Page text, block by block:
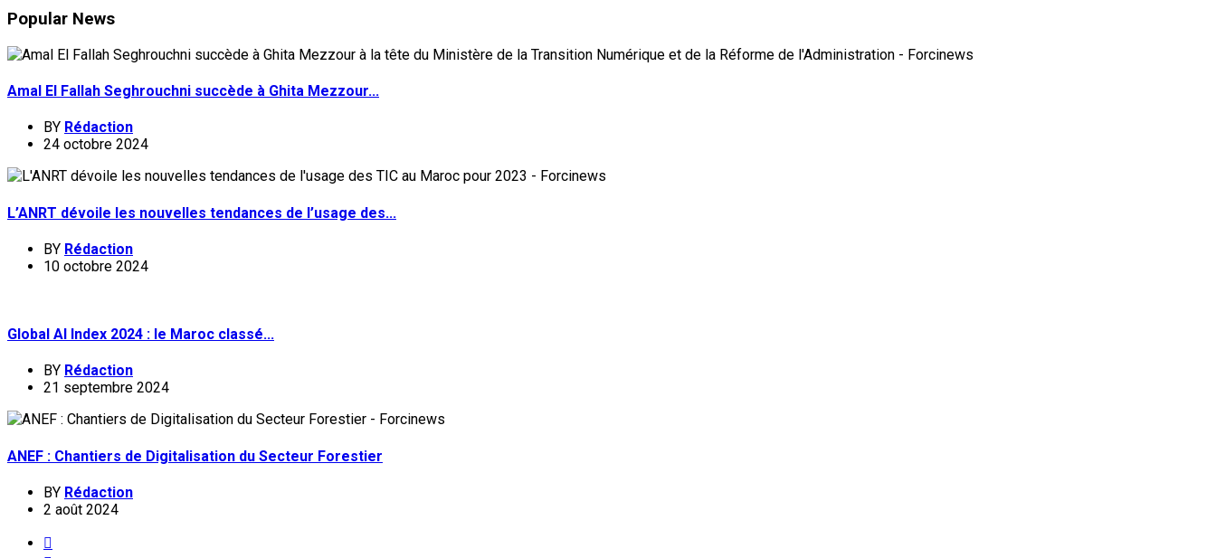
Popular News
Amal El Fallah Seghrouchni succède à Ghita Mezzour...
BY Rédaction
24 octobre 2024
L’ANRT dévoile les nouvelles tendances de l’usage des...
BY Rédaction
10 octobre 2024
Global AI Index 2024 : le Maroc classé...
BY Rédaction
21 septembre 2024
ANEF : Chantiers de Digitalisation du Secteur Forestier
BY Rédaction
2 août 2024